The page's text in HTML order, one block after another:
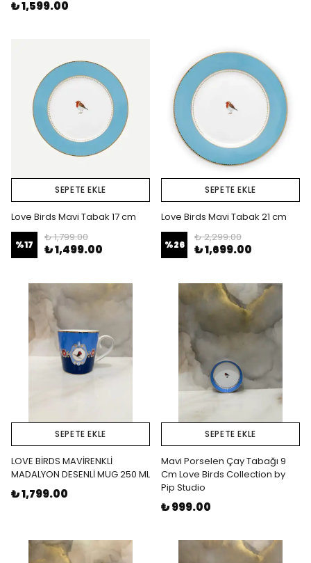
₺ 1,599.00
SEPETE EKLE
Love Birds Mavi Tabak 17 cm
%17
₺ 1,799.00
₺ 1,499.00
SEPETE EKLE
Love Birds Mavi Tabak 21 cm
%26
₺ 2,299.00
₺ 1,699.00
SEPETE EKLE
LOVE BİRDS MAVİRENKLİ
MADALYON DESENLİ MUG 250 ML
₺ 1,799.00
SEPETE EKLE
Mavi Porselen Çay Tabağı 9
Cm Love Birds Collection by
Pip Studio
₺ 999.00